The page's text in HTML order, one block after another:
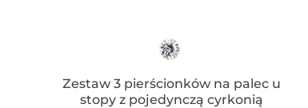
Zestaw 3 pierścionków na palec u
stopy z pojedynczą cyrkonią